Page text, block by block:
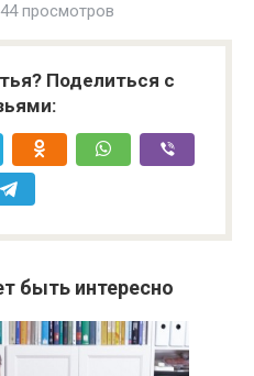
просмотров
Поделиться с
быть интересно